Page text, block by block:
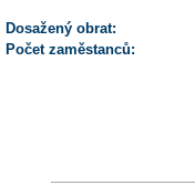
Dosažený obrat:
Počet zaměstanců: